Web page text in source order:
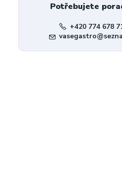
Potřebujete
+420 774 678